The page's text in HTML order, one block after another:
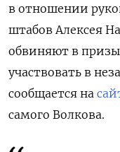
в отношении
штабов Алексея
обвиняют в
участвовать в
сообщается на
самого Волкова.